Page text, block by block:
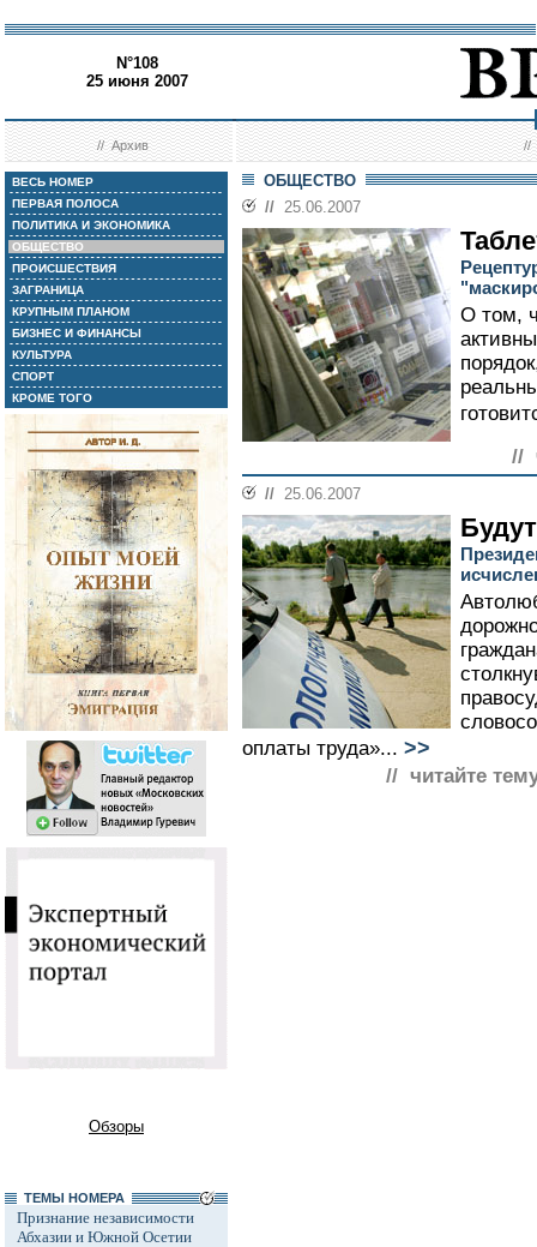
N°108
25 июня 2007
//Архив //
ВЕСЬ НОМЕР
ПЕРВАЯ ПОЛОСА
ПОЛИТИКА И ЭКОНОМИКА
ОБЩЕСТВО
ПРОИСШЕСТВИЯ
ЗАГРАНИЦА
КРУПНЫМ ПЛАНОМ
БИЗНЕС И ФИНАНСЫ
КУЛЬТУРА
СПОРТ
КРОМЕ ТОГО
Обзоры
ТЕМЫ НОМЕРА
Признание независимости
Абхазии и Южной Осетии
ОБЩЕСТВО
// 25.06.2007
О том,
//
// 25.06.2007
оплаты труда»... >>
// читайте